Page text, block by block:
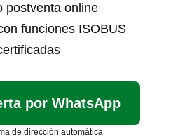
postventa online
funciones ISOBUS
por WhatsApp